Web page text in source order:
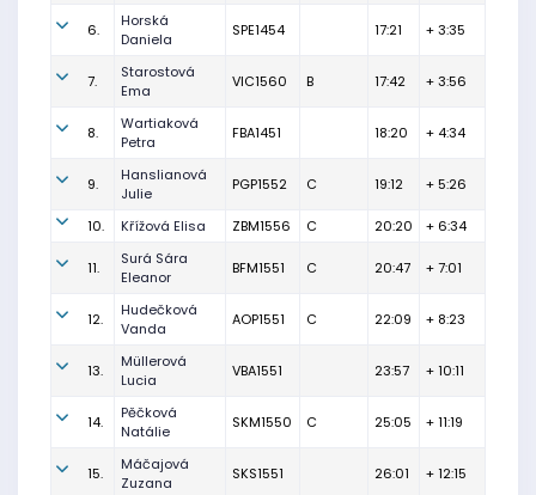
6.
Horská
Daniela
SPE1454 17:21 + 3:35
7.
Starostová
Ema
VIC1560 B 17:42 + 3:56
8.
Wartiaková
Petra
FBA1451 18:20 + 4:34
9.
Hanslianová
Julie
PGP1552 C 19:12 + 5:26
10. Křížová Elisa ZBM1556 C 20:20 + 6:34
11.
Surá Sára
Eleanor
BFM1551 C 20:47 + 7:01
12.
Hudečková
Vanda
AOP1551 C 22:09 + 8:23
13.
Müllerová
Lucia
VBA1551 23:57 + 10:11
14.
Pěčková
Natálie
SKM1550 C 25:05 + 11:19
15.
Máčajová
Zuzana
SKS1551 26:01 + 12:15